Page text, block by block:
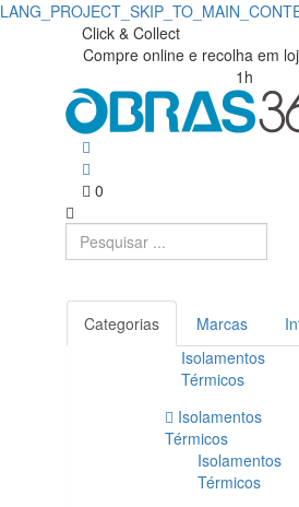
Click & Collect
Compre online e recolha em
1h
0
Categorias Marcas
Isolamentos
Térmicos
Isolamentos
Térmicos
Isolamentos
Térmicos